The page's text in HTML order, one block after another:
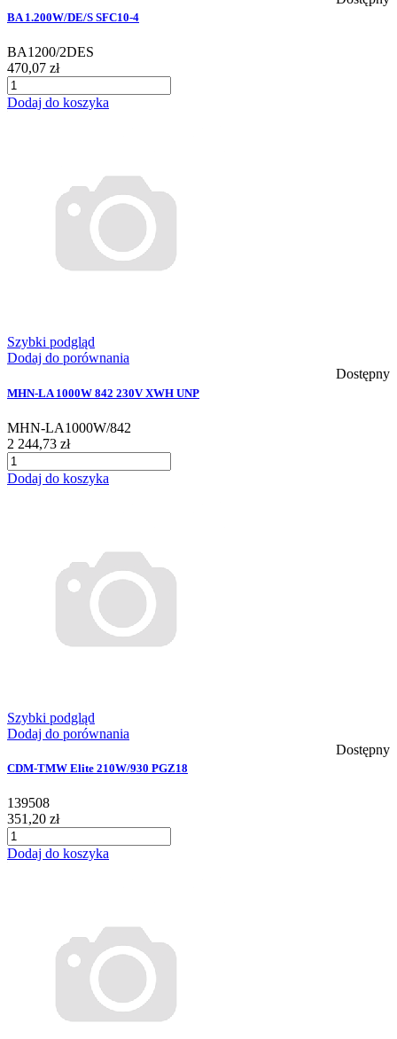
BA 1.200W/DE/S SFC10-4
BA1200/2DES
470,07 zł
Dodaj do koszyka
Szybki podgląd
Dodaj do porównania
Dostępny
MHN-LA 1000W 842 230V XWH UNP
MHN-LA1000W/842
2 244,73 zł
Dodaj do koszyka
Szybki podgląd
Dodaj do porównania
Dostępny
CDM-TMW Elite 210W/930 PGZ18
139508
351,20 zł
Dodaj do koszyka